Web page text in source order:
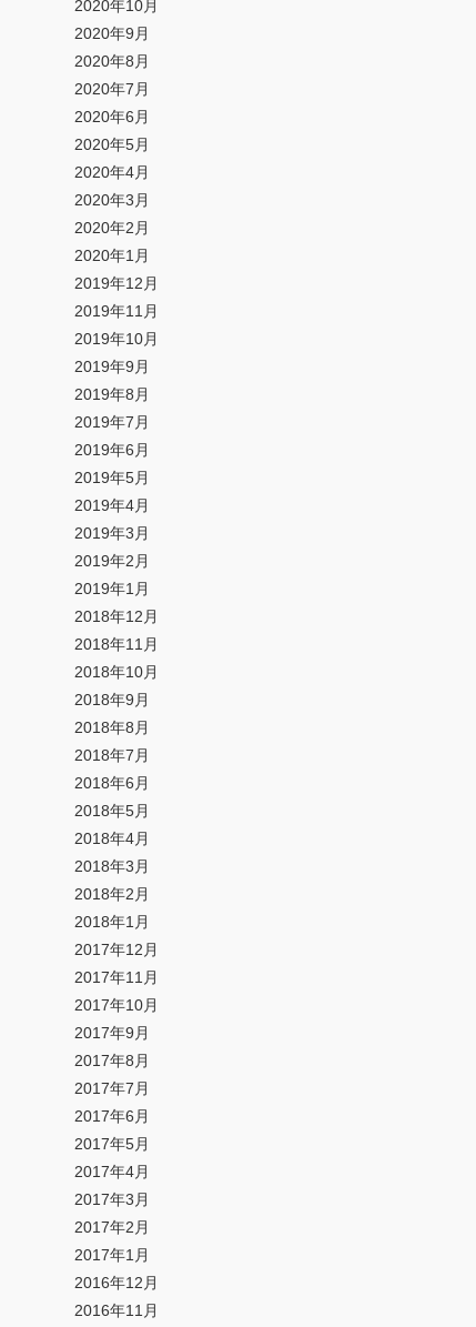
2020年10月
2020年9月
2020年8月
2020年7月
2020年6月
2020年5月
2020年4月
2020年3月
2020年2月
2020年1月
2019年12月
2019年11月
2019年10月
2019年9月
2019年8月
2019年7月
2019年6月
2019年5月
2019年4月
2019年3月
2019年2月
2019年1月
2018年12月
2018年11月
2018年10月
2018年9月
2018年8月
2018年7月
2018年6月
2018年5月
2018年4月
2018年3月
2018年2月
2018年1月
2017年12月
2017年11月
2017年10月
2017年9月
2017年8月
2017年7月
2017年6月
2017年5月
2017年4月
2017年3月
2017年2月
2017年1月
2016年12月
2016年11月